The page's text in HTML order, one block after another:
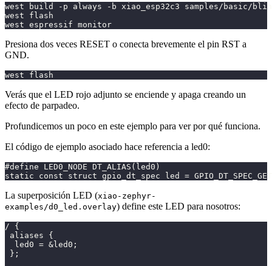
west build -p always -b xiao_esp32c3 samples/basic/
west flash
west espressif monitor
Presiona dos veces RESET o conecta brevemente el pin RST a
GND.
west flash
Verás que el LED rojo adjunto se enciende y apaga creando un
efecto de parpadeo.
Profundicemos un poco en este ejemplo para ver por qué funciona.
El código de ejemplo asociado hace referencia a led0:
#define LED0_NODE DT_ALIAS(led0)
static const struct gpio_dt_spec led =
La superposición LED (xiao-zephyr-
examples/d0_led.overlay) define este LED para nosotros:
/ {
aliases {
  led0 = &led0;
};